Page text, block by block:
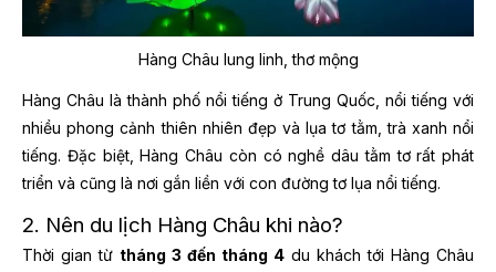
Hàng Châu lung linh, thơ mộng
Hàng Châu là thành phố nổi tiếng ở Trung Quốc, nổi tiếng với
nhiều phong cảnh thiên nhiên đẹp và lụa tơ tằm, trà xanh nổi
tiếng. Đặc biệt, Hàng Châu còn có nghề dâu tằm tơ rất phát
triển và cũng là nơi gắn liền với con đường tơ lụa nổi tiếng.
2. Nên du lịch Hàng Châu khi nào?
Thời gian từ tháng 3 đến tháng 4 du khách tới Hàng Châu